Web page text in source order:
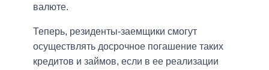
валюте.
Теперь, резиденты-заемщики смогут
осуществлять досрочное погашение таких
кредитов и займов, если в ее реализации